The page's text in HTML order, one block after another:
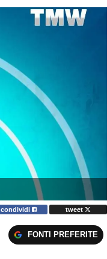
condividi
tweet
FONTI PREFERITE